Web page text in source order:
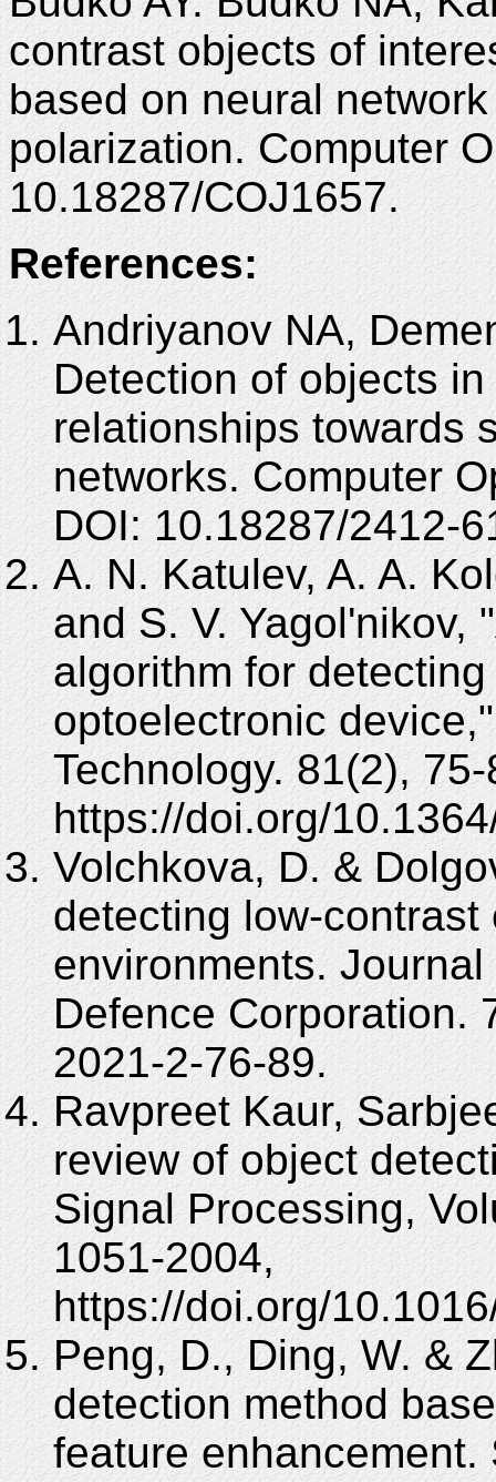
contrast objects of
based on neural
polarization. Computer
10.18287/COJ1657.
References:
Andriyanov NA,
Detection of objects
relationships towards
networks. Computer
DOI: 10.18287/2412-
A. N. Katulev, A. A.
and S. V. Yagol'nikov,
algorithm for
optoelectronic
Technology. 81(2),
https://doi.org/
Volchkova, D. &
detecting low-
environments.
Defence Corporation.
2021-2-76-89.
Ravpreet Kaur,
review of object
Signal Processing,
1051-2004,
https://doi.org/
Peng, D., Ding, W. &
detection method
feature